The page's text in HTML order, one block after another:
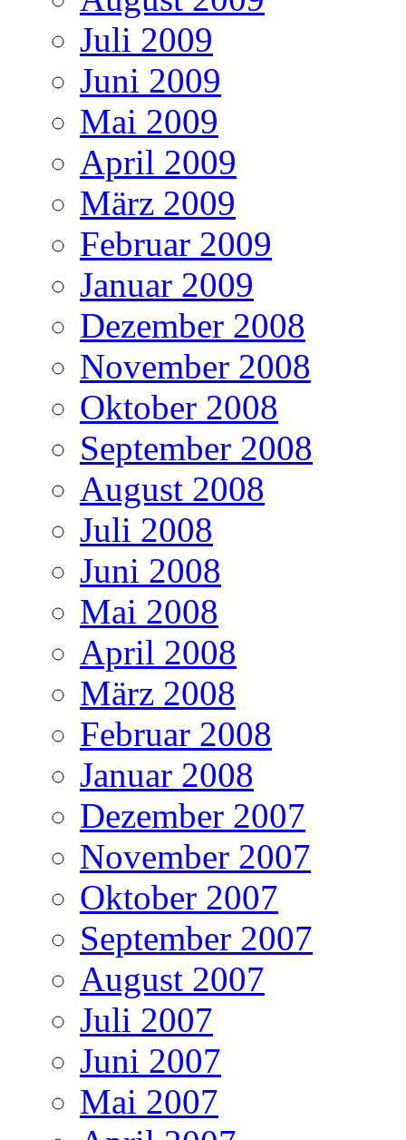
Juli 2009
Juni 2009
Mai 2009
April 2009
März 2009
Februar 2009
Januar 2009
Dezember 2008
November 2008
Oktober 2008
September 2008
August 2008
Juli 2008
Juni 2008
Mai 2008
April 2008
März 2008
Februar 2008
Januar 2008
Dezember 2007
November 2007
Oktober 2007
September 2007
August 2007
Juli 2007
Juni 2007
Mai 2007